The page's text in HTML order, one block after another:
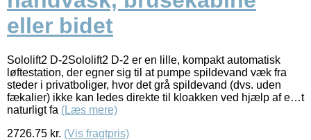
eller bidet
Sololift2 D-2Sololift2 D-2 er en lille, kompakt automatisk
løftestation, der egner sig til at pumpe spildevand væk fra
steder i privatboliger, hvor det grå spildevand (dvs. uden
fækalier) ikke kan ledes direkte til kloakken ved hjælp af e…t
naturligt fa (Læs mere)
2726.75 kr. (Vis fragtpris)